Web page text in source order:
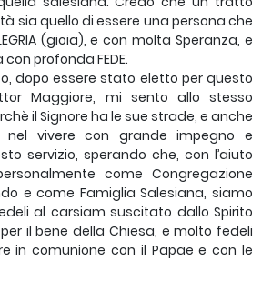
sia quello di essere una persona che
(gioia), e con molta Speranza, e
profonda FEDE.
dopo essere stato eletto per questo
Maggiore, mi sento allo stesso
il Signore ha le sue strade, e anche
nel vivere con grande impegno e
servizio, sperando che, con l’aiuto
come Congregazione
e come Famiglia Salesiana, siamo
al carsiam suscitato dallo Spirito
il bene della Chiesa, e molto fedeli
in comunione con il Papae e con le